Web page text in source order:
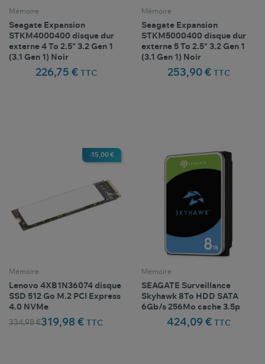
Mémoire
Seagate Expansion
STKM4000400 disque dur
externe 4 To 2.5" 3.2 Gen 1
(3.1 Gen 1) Noir
226,75 € TTC
Mémoire
Seagate Expansion
STKM5000400 disque dur
externe 5 To 2.5" 3.2 Gen 1
(3.1 Gen 1) Noir
253,90 € TTC
Mémoire
Lenovo 4XB1N36074 disque
SSD 512 Go M.2 PCI Express
4.0 NVMe
334,98 €319,98 € TTC
-15,00 €
Mémoire
SEAGATE Surveillance
Skyhawk 8To HDD SATA
6Gb/s 256Mo cache 3.5p
424,09 € TTC